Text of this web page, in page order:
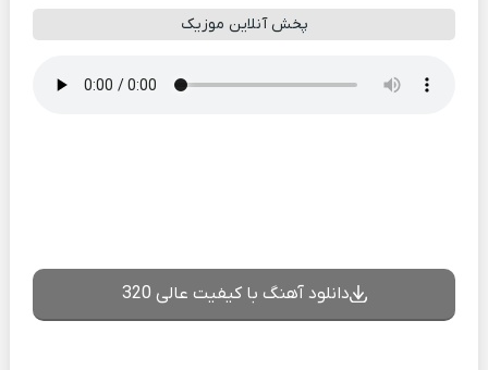
پخش آنلاین موزیک
دانلود آهنگ با کیفیت عالی 320